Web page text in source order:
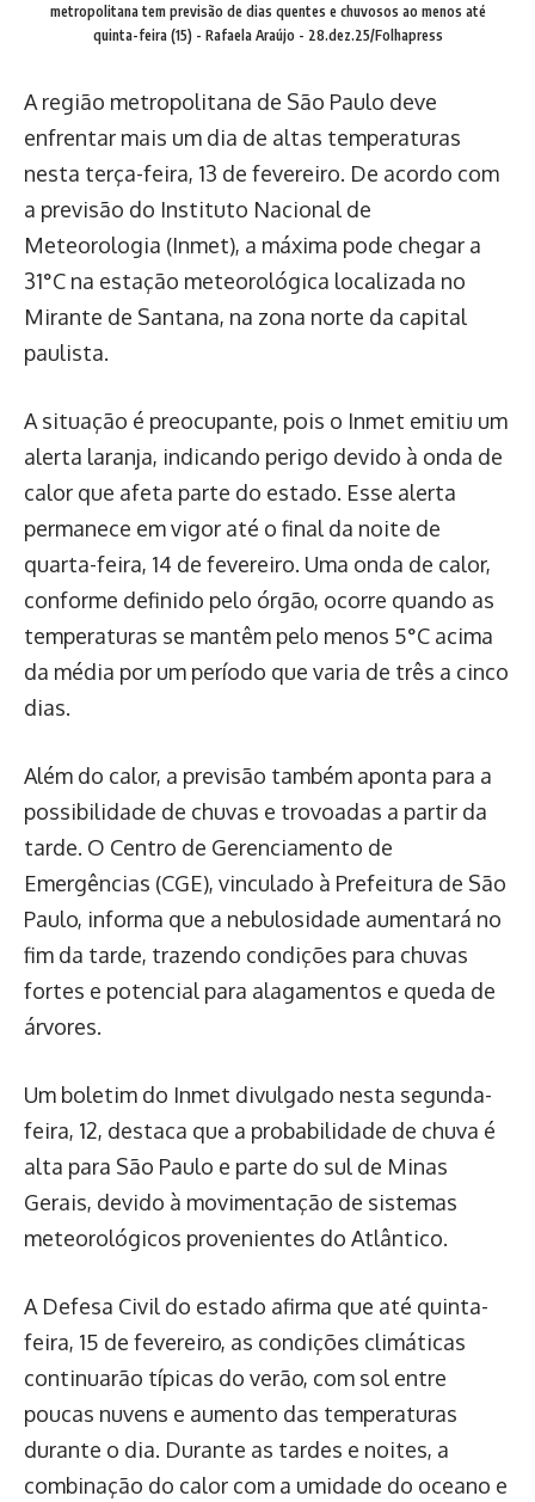
metropolitana tem previsão de dias quentes e chuvosos ao menos até
quinta-feira (15) - Rafaela Araújo - 28.dez.25/Folhapress
A região metropolitana de São Paulo deve
enfrentar mais um dia de altas temperaturas
nesta terça-feira, 13 de fevereiro. De acordo com
a previsão do Instituto Nacional de
Meteorologia (Inmet), a máxima pode chegar a
31°C na estação meteorológica localizada no
Mirante de Santana, na zona norte da capital
paulista.
A situação é preocupante, pois o Inmet emitiu um
alerta laranja, indicando perigo devido à onda de
calor que afeta parte do estado. Esse alerta
permanece em vigor até o final da noite de
quarta-feira, 14 de fevereiro. Uma onda de calor,
conforme definido pelo órgão, ocorre quando as
temperaturas se mantêm pelo menos 5°C acima
da média por um período que varia de três a cinco
dias.
Além do calor, a previsão também aponta para a
possibilidade de chuvas e trovoadas a partir da
tarde. O Centro de Gerenciamento de
Emergências (CGE), vinculado à Prefeitura de São
Paulo, informa que a nebulosidade aumentará no
fim da tarde, trazendo condições para chuvas
fortes e potencial para alagamentos e queda de
árvores.
Um boletim do Inmet divulgado nesta segunda-
feira, 12, destaca que a probabilidade de chuva é
alta para São Paulo e parte do sul de Minas
Gerais, devido à movimentação de sistemas
meteorológicos provenientes do Atlântico.
A Defesa Civil do estado afirma que até quinta-
feira, 15 de fevereiro, as condições climáticas
continuarão típicas do verão, com sol entre
poucas nuvens e aumento das temperaturas
durante o dia. Durante as tardes e noites, a
combinação do calor com a umidade do oceano e